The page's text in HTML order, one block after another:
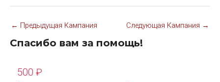
Навигация
по
записям
← Предыдущая Кампания Следующая Кампания →
Спасибо вам за помощь!
500 ₽